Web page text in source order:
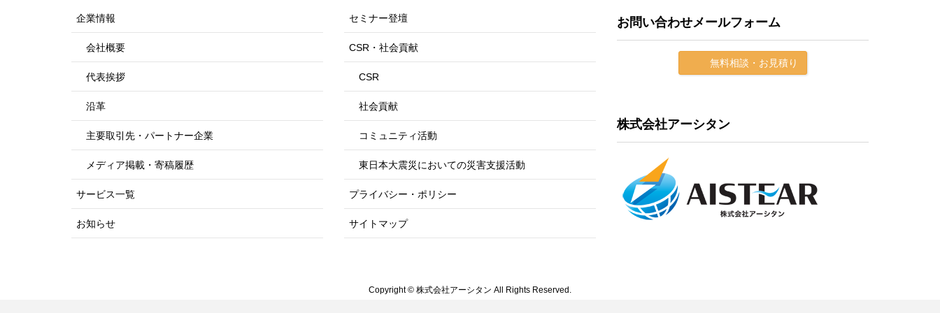
企業情報
会社概要
代表挨拶
沿革
主要取引先・パートナー企業
メディア掲載・寄稿履歴
サービス一覧
お知らせ
セミナー登壇
CSR・社会貢献
CSR
社会貢献
コミュニティ活動
東日本大震災においての災害支援活動
プライバシー・ポリシー
サイトマップ
お問い合わせメールフォーム
無料相談・お見積り
株式会社アーシタン
Copyright © 株式会社アーシタン All Rights Reserved.